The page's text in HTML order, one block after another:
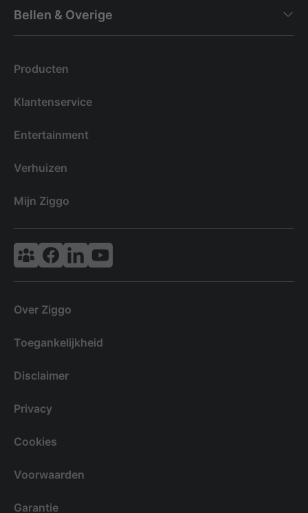
Bellen & Overige
Producten
Klantenservice
Entertainment
Verhuizen
Mijn Ziggo
Vodafone & Ziggo Community
Ziggo Facebook
VodafoneZiggo LinkedIn
Ziggo YouTube
Over Ziggo
Toegankelijkheid
Disclaimer
Privacy
Cookies
Voorwaarden
Garantie